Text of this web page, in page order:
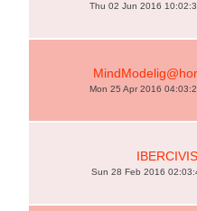
Thu 02 Jun 2016
Mon 25 Apr 2016
IBERCIVIS
Sun 28 Feb 2016